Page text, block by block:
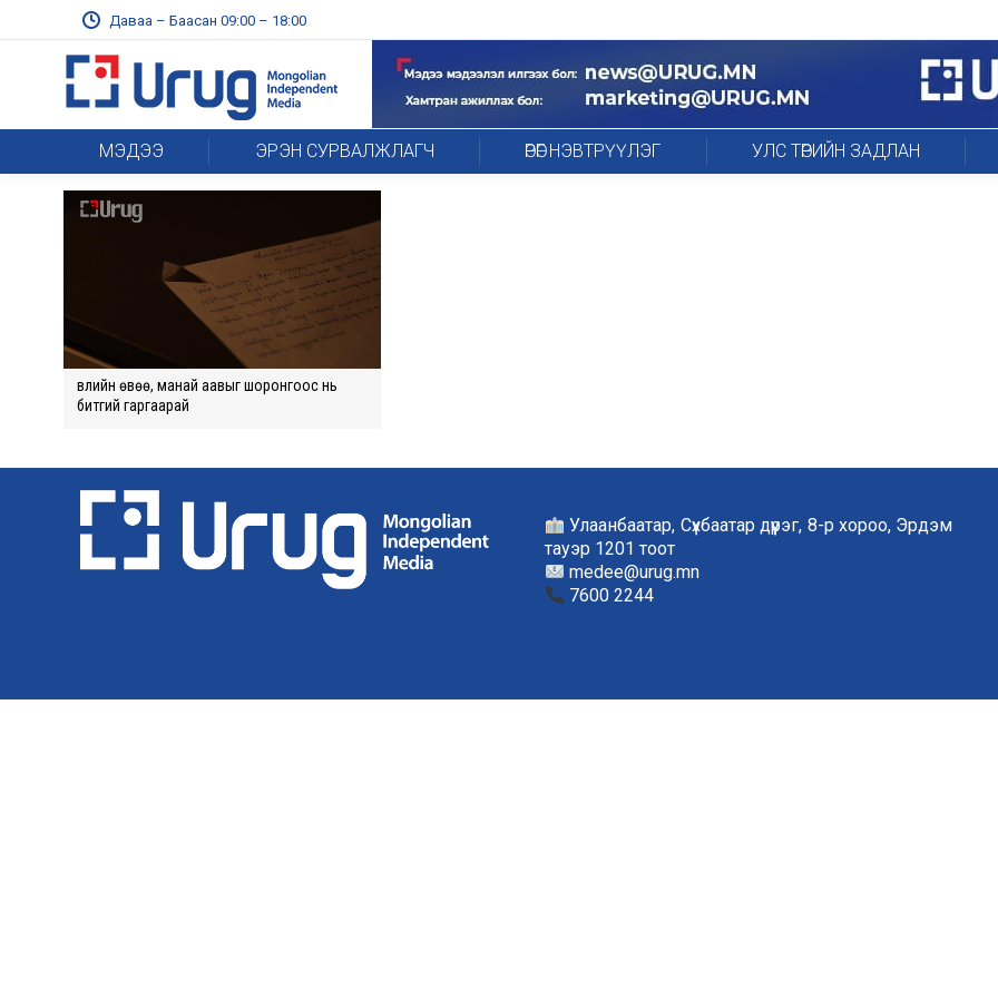
Даваа – Баасан 09:00 – 18:00
МЭДЭЭ ЭРЭН СУРВАЛЖЛАГЧ ӨРӨГ НЭВТРҮҮЛЭГ УЛС ТӨРИЙН ЗАДЛАН
Өвлийн өвөө, манай аавыг шоронгоос нь
битгий гаргаарай
Улаанбаатар, Сүхбаатар дүүрэг, 8-р хороо, Эрдэм
тауэр 1201 тоот
medee@urug.mn
7600 2244